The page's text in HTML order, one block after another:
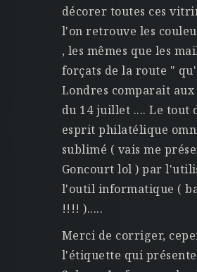
décorer toutes ces
l'on retrouve les
, les mêmes que les
forçats de la route "
Londres comparait aux
du 14 juillet .... Le tout
esprit philatélique
sublimé ( vais me
Goncourt lol ) par
l'outil informatique (
!!!! ).....
Merci de corriger,
l'étiquette qui présente